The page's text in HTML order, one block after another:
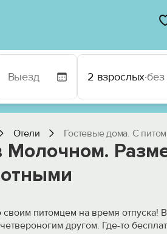
2 взрослых·без
Отели Гостевые дома. С
Молочном.
своим питомцем на время
другом. Где-то